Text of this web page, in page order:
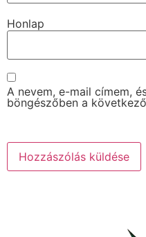
Honlap
A nevem, e-mail címem,
böngészőben a